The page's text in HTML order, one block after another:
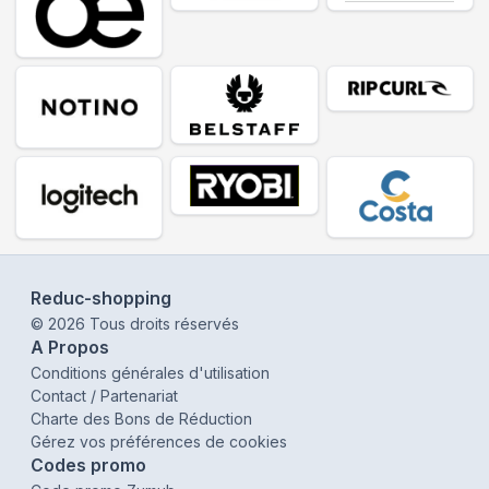
Reduc-shopping
© 2026 Tous droits réservés
A Propos
Conditions générales d'utilisation
Contact / Partenariat
Charte des Bons de Réduction
Gérez vos préférences de cookies
Codes promo